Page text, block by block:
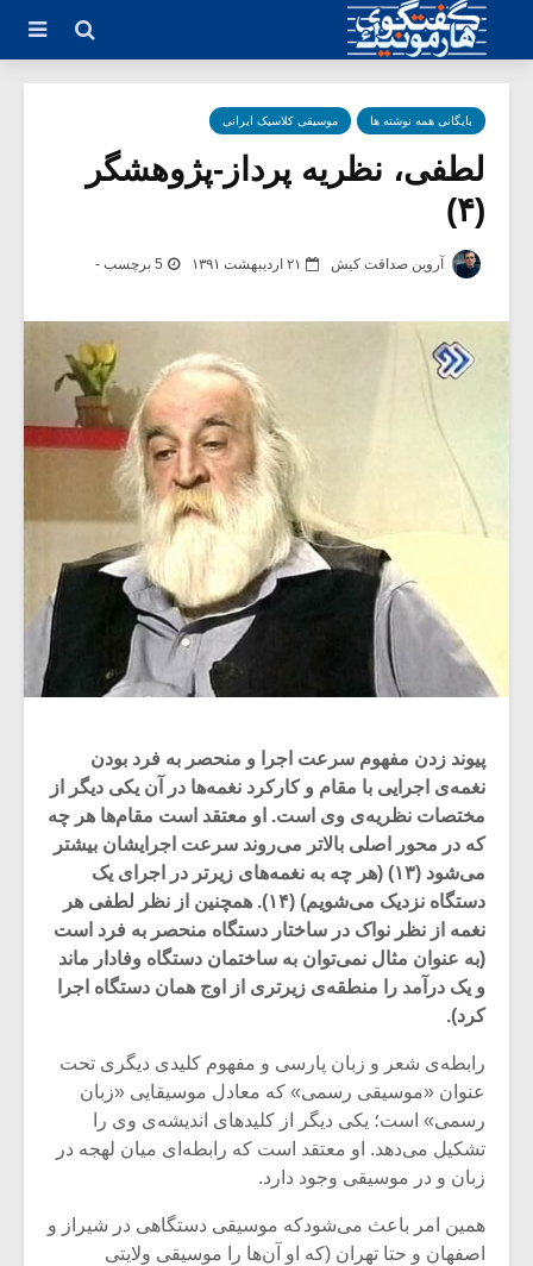
بایگانی همه نوشته ها موسیقی کلاسیک ایرانی
لطفی، نظریه پرداز-پژوهشگر
(۴)
آروین صداقت کیش ۲۱ اردیبهشت ۱۳۹۱ 5 برچسب -
پیوند زدن مفهوم سرعت اجرا و منحصر به فرد بودن
نغمه‌ی اجرایی با مقام و کارکرد نغمه‌ها در آن یکی دیگر از
مختصات نظریه‌ی وی است. او معتقد است مقام‌ها هر چه
که در محور اصلی بالاتر می‌روند سرعت اجرایشان بیشتر
می‌شود (۱۳) (هر چه به نغمه‌های زیرتر در اجرای یک
دستگاه نزدیک می‌شویم) (۱۴). همچنین از نظر لطفی هر
نغمه از نظر نواک در ساختار دستگاه منحصر به فرد است
(به عنوان مثال نمی‌توان به ساختمان دستگاه وفادار ماند
و یک درآمد را منطقه‌ی زیرتری از اوج همان دستگاه اجرا
کرد).
رابطه‌ی شعر و زبان پارسی و مفهوم کلیدی دیگری تحت
عنوان «موسیقی رسمی» که معادل موسیقایی «زبان
رسمی» است؛ یکی دیگر از کلیدهای اندیشه‌ی وی را
تشکیل می‌دهد. او معتقد است که رابطه‌ای میان لهجه در
زبان و در موسیقی وجود دارد.
همین امر باعث می‌شودکه موسیقی دستگاهی در شیراز و
اصفهان و حتا تهران (که او آن‌ها را موسیقی ولایتی